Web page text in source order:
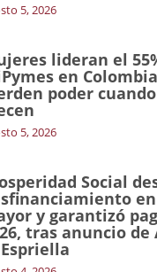
5, 2026
lideran el
en
poder
5, 2026
Social
y garantizó
tras anuncio de